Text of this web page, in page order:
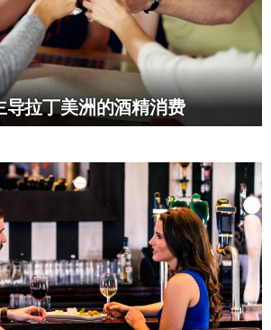
导拉丁美洲的酒精消费